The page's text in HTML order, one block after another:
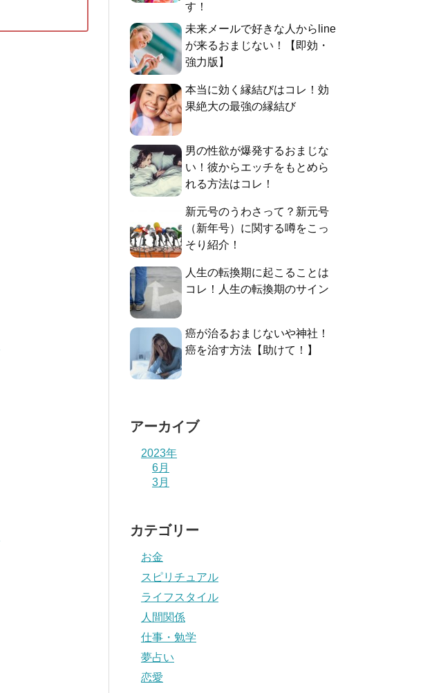
す！
未来メールで好きな人からline
が来るおまじない！【即効・
強力版】
本当に効く縁結びはコレ！効
果絶大の最強の縁結び
男の性欲が爆発するおまじな
い！彼からエッチをもとめら
れる方法はコレ！
新元号のうわさって？新元号
（新年号）に関する噂をこっ
そり紹介！
人生の転換期に起こることは
コレ！人生の転換期のサイン
癌が治るおまじないや神社！
癌を治す方法【助けて！】
アーカイブ
2023年
6月
3月
カテゴリー
お金
スピリチュアル
ライフスタイル
人間関係
仕事・勉学
夢占い
恋愛